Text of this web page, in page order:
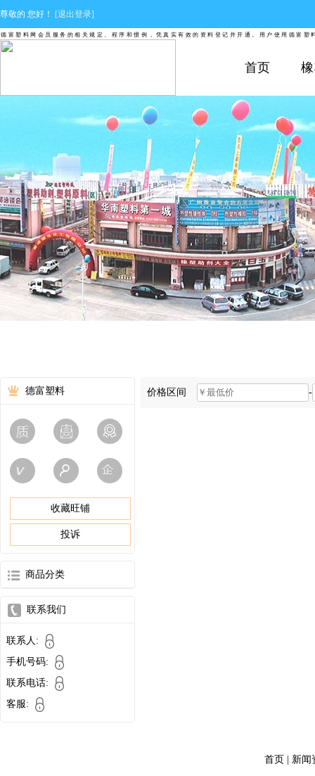
尊敬的 您好！ [退出登录]
网会员服务的相关规定、程序和惯例，凭真实有效的资料登记并开通。用户使用德富塑料
首页
德富塑料
收藏旺铺
投诉
商品分类
联系我们
联系人:
手机号码:
联系电话:
客服:
价格区间 -
首页 新闻